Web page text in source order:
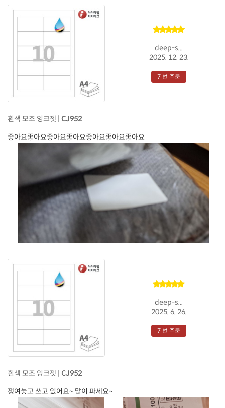
deep-s...
2025. 12. 23.
7 번 주문
흰색 모조 잉크젯 | CJ952
좋아요좋아요좋아요좋아요좋아요좋아요좋아요
deep-s...
2025. 6. 26.
7 번 주문
흰색 모조 잉크젯 | CJ952
쟁여놓고 쓰고 있어요~ 많이 파세요~